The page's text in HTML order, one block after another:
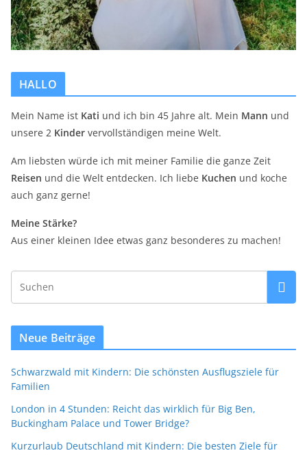
HALLO
Mein Name ist Kati und ich bin 45 Jahre alt. Mein Mann und
unsere 2 Kinder vervollständigen meine Welt.
Am liebsten würde ich mit meiner Familie die ganze Zeit
Reisen und die Welt entdecken. Ich liebe Kuchen und koche
auch ganz gerne!
Meine Stärke?
Aus einer kleinen Idee etwas ganz besonderes zu machen!
Neue Beiträge
Schwarzwald mit Kindern: Die schönsten Ausflugsziele für
Familien
London in 4 Stunden: Reicht das wirklich für Big Ben,
Buckingham Palace und Tower Bridge?
Kurzurlaub Deutschland mit Kindern: Die besten Ziele für